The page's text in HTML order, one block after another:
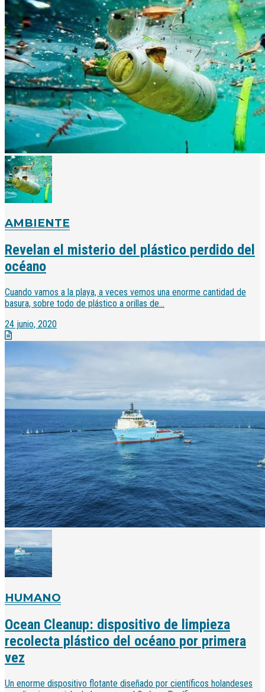
AMBIENTE
Revelan el misterio del plástico perdido del
océano
Cuando vamos a la playa, a veces vemos una enorme cantidad de
basura, sobre todo de plástico a orillas de...
24 junio, 2020
HUMANO
Ocean Cleanup: dispositivo de limpieza
recolecta plástico del océano por primera
vez
Un enorme dispositivo flotante diseñado por científicos holandeses